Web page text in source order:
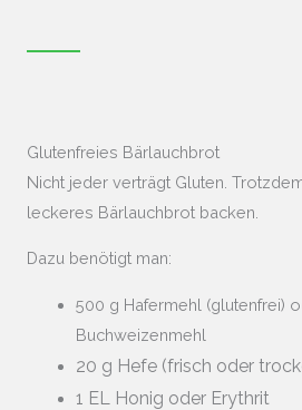
Glutenfreies Bärlauchbrot
Nicht jeder verträgt Gluten.
leckeres Bärlauchbrot backen.
Dazu benötigt man:
500 g Hafermehl (glutenfrei)
Buchweizenmehl
20 g Hefe (frisch oder
1 EL Honig oder Erythrit